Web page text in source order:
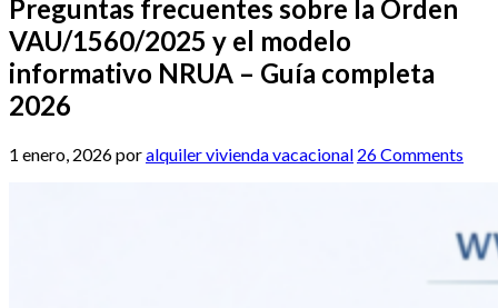
Preguntas frecuentes sobre la Orden
VAU/1560/2025 y el modelo
informativo NRUA – Guía completa
2026
1 enero, 2026poralquiler vivienda vacacional 26 Comments